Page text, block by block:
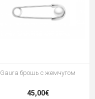
Gaura брошь с жемчугом
45,00€